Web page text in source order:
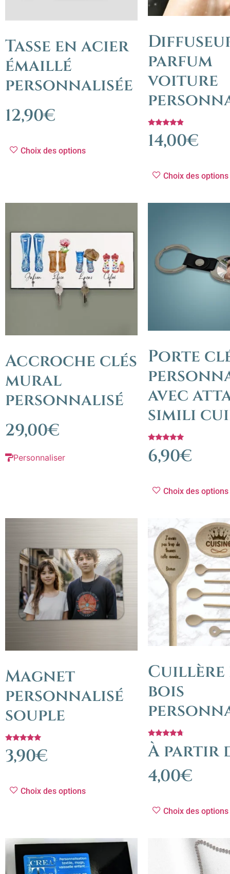
Tasse en acier
émaillé
personnalisée
12,90€
Choix des options
parfum
voiture
4.67
sur 5
14,00€
Choix des options
Accroche clés
mural
personnalisé
29,00€
Personnaliser
Porte
avec
simili
Note
5.00
sur 5
6,90€
Choix des options
Magnet
personnalisé
souple
5.00
sur 5
3,90€
Choix des options
Cuillère
bois
Note
4.50
sur 5
À partir
4,00€
Choix des options